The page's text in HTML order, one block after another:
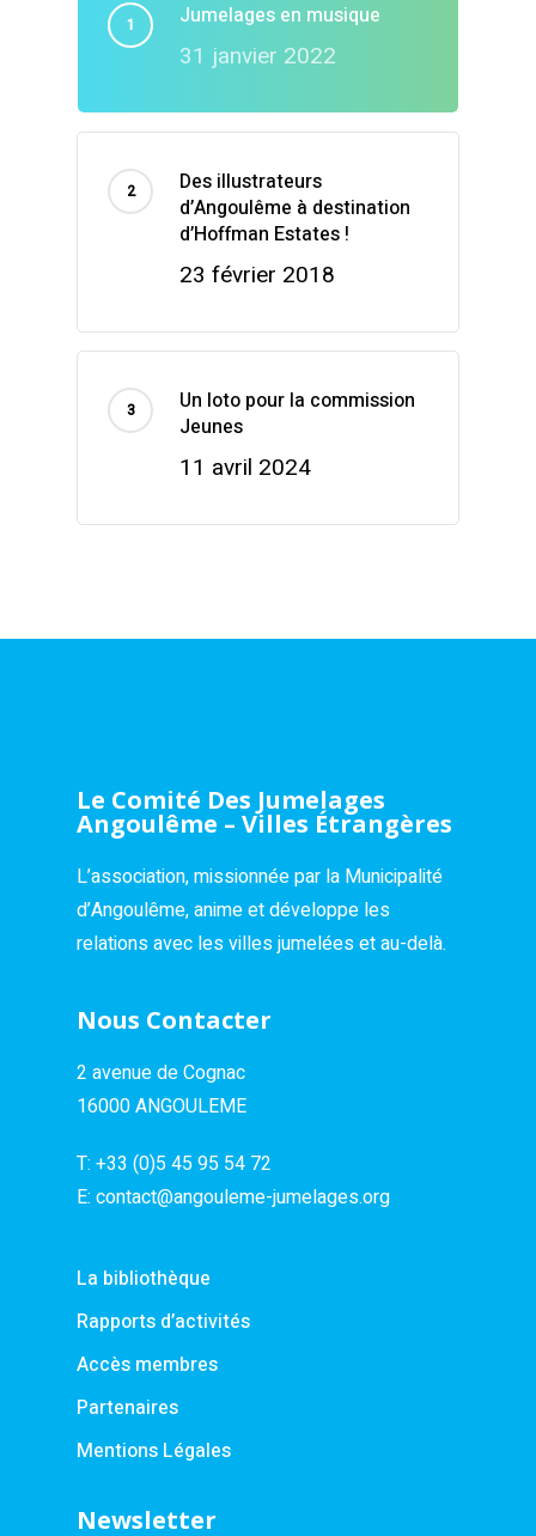
Jumelages en musique
31 janvier 2022
Des illustrateurs
d’Angoulême à destination
d’Hoffman Estates !
23 février 2018
Un loto pour la commission
Jeunes
11 avril 2024
Le Comité Des Jumelages
Angoulême – Villes Étrangères
L’association, missionnée par la Municipalité
d’Angoulême, anime et développe les
relations avec les villes jumelées et au-delà.
Nous Contacter
2 avenue de Cognac
16000 ANGOULEME
T: +33 (0)5 45 95 54 72
E: contact@angouleme-jumelages.org
La bibliothèque
Rapports d’activités
Accès membres
Partenaires
Mentions Légales
Newsletter